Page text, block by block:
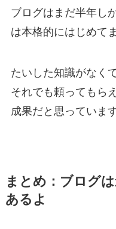
ブログはまだ半年し
は本格的にはじめて
たいした知識がなく
それでも頼ってもら
成果だと思っています
まとめ：ブログ
あるよ